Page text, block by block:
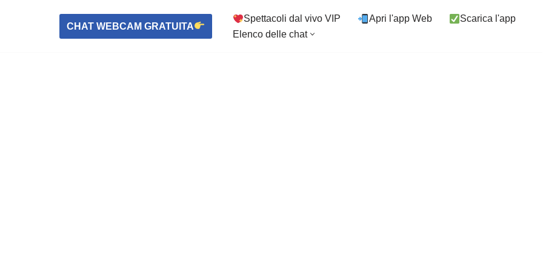
CHAT WEBCAM GRATUITA
Spettacoli dal vivo VIP Apri l'app Web
Scarica l'app
Elenco delle chat